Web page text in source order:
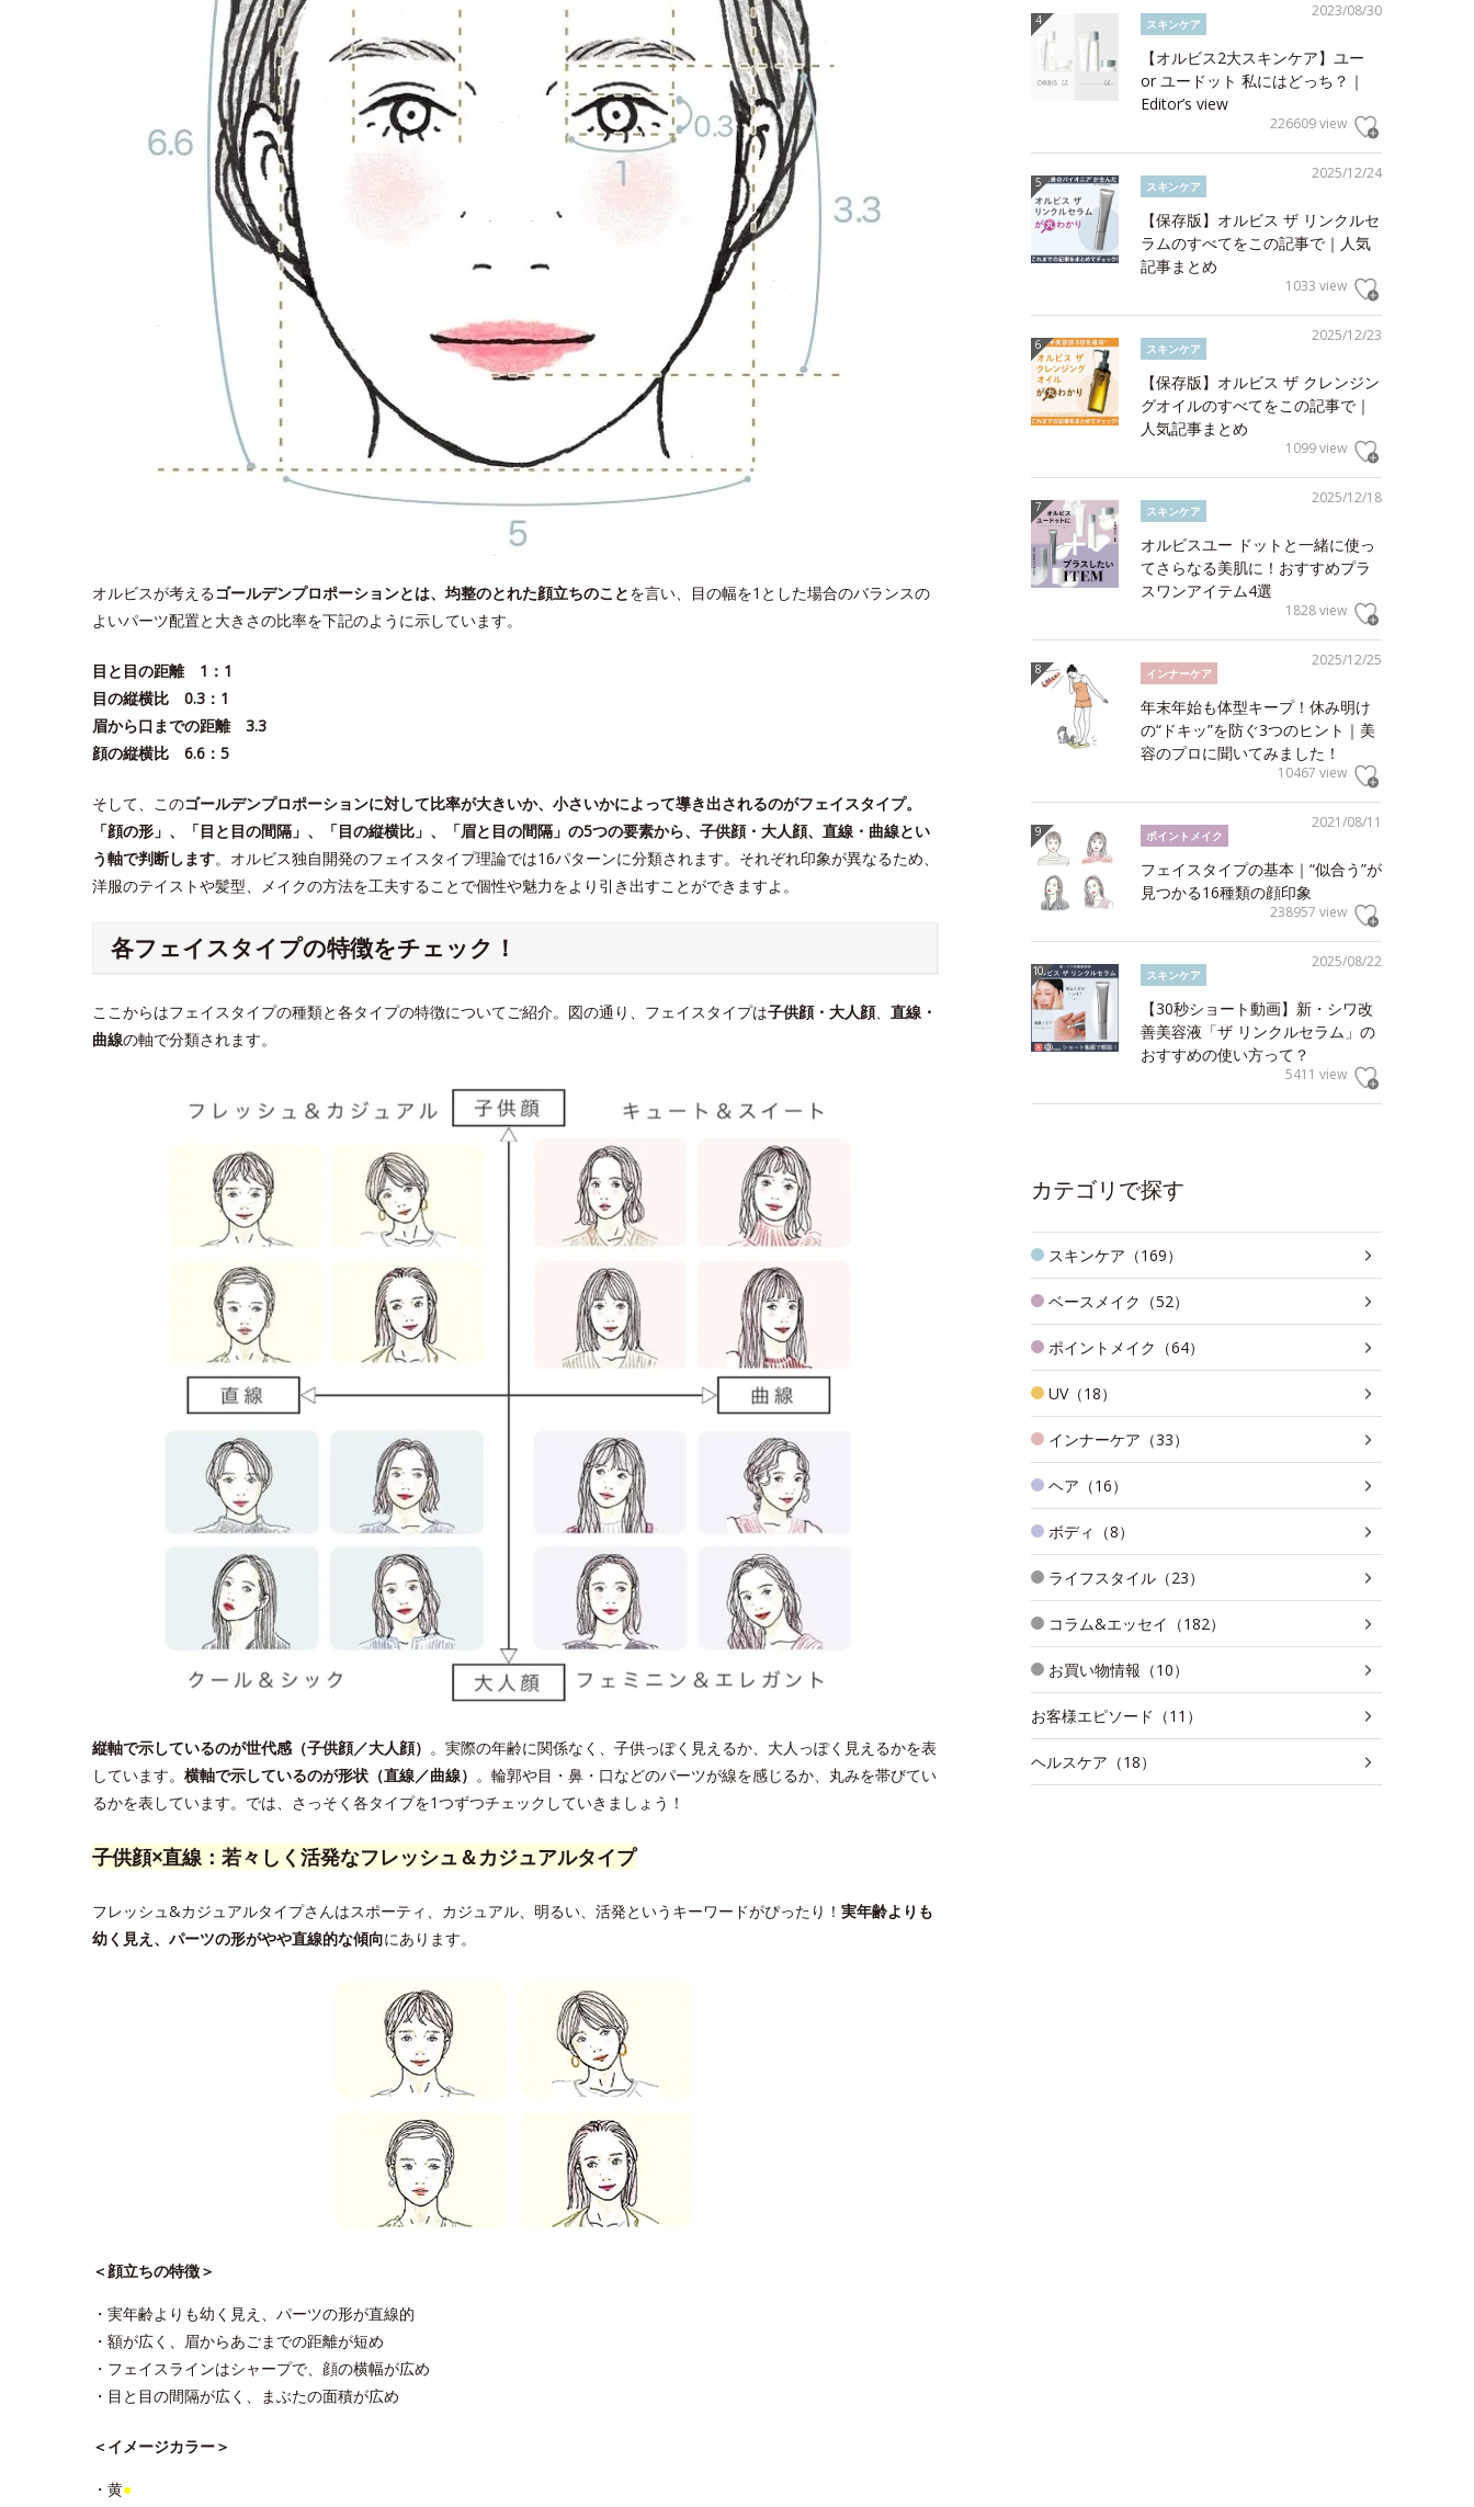
オルビスが考えるゴールデンプロポーションとは、均整のとれた顔立ちのことを言い、目の幅を1とした場合のバランスの
よいパーツ配置と大きさの比率を下記のように示しています。
目と目の距離 1：1
目の縦横比 0.3：1
眉から口までの距離 3.3
顔の縦横比 6.6：5
そして、このゴールデンプロポーションに対して比率が大きいか、小さいかによって導き出されるのがフェイスタイプ。
「顔の形」、「目と目の間隔」、「目の縦横比」、「眉と目の間隔」の5つの要素から、子供顔・大人顔、直線・曲線とい
う軸で判断します。オルビス独自開発のフェイスタイプ理論では16パターンに分類されます。それぞれ印象が異なるため、
洋服のテイストや髪型、メイクの方法を工夫することで個性や魅力をより引き出すことができますよ。
各フェイスタイプの特徴をチェック！
ここからはフェイスタイプの種類と各タイプの特徴についてご紹介。図の通り、フェイスタイプは子供顔・大人顔、 直線・
曲線の軸で分類されます。
縦軸で示しているのが世代感（子供顔／大人顔） 。実際の年齢に関係なく、子供っぽく見えるか、大人っぽく見えるかを表
しています。 横軸で示しているのが形状（直線／曲線） 。輪郭や目・鼻・口などのパーツが線を感じるか、丸みを帯びてい
るかを表しています。では、さっそく各タイプを1つずつチェックしていきましょう！
子供顔×直線：若々しく活発なフレッシュ＆カジュアルタイプ
フレッシュ&カジュアルタイプさんはスポーティ、カジュアル、明るい、活発というキーワードがぴったり！ 実年齢よりも
幼く見え、パーツの形がやや直線的な傾向にあります。
＜顔立ちの特徴＞
・実年齢よりも幼く見え、パーツの形が直線的
・額が広く、眉からあごまでの距離が短め
・フェイスラインはシャープで、顔の横幅が広め
・目と目の間隔が広く、まぶたの面積が広め
＜イメージカラー＞
・黄●
2023/08/30
スキンケア
【オルビス2大スキンケア】ユー
or ユードット 私にはどっち？｜
Editor’s view
226609 view
2025/12/24
スキンケア
【保存版】オルビス ザ リンクルセ
ラムのすべてをこの記事で｜人気
記事まとめ
1033 view
2025/12/23
スキンケア
【保存版】オルビス ザ クレンジン
グオイルのすべてをこの記事で｜
人気記事まとめ
1099 view
2025/12/18
スキンケア
オルビスユー ドットと一緒に使っ
てさらなる美肌に！おすすめプラ
スワンアイテム4選
1828 view
2025/12/25
インナーケア
年末年始も体型キープ！休み明け
の“ドキッ”を防ぐ3つのヒント｜美
容のプロに聞いてみました！
10467 view
2021/08/11
ポイントメイク
フェイスタイプの基本｜“似合う”が
見つかる16種類の顔印象
238957 view
2025/08/22
スキンケア
【30秒ショート動画】新・シワ改
善美容液「ザ リンクルセラム」の
おすすめの使い方って？
5411 view
カテゴリで探す
スキンケア（169）
ベースメイク（52）
ポイントメイク（64）
UV（18）
インナーケア（33）
ヘア（16）
ボディ（8）
ライフスタイル（23）
コラム&エッセイ（182）
お買い物情報（10）
お客様エピソード（11）
ヘルスケア（18）